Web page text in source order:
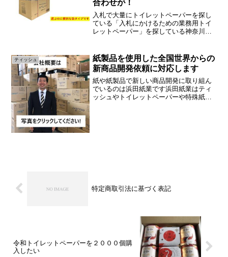
合わせが！
入札で大量にトイレットペーパーを探し
ている「入札にかけるための業務用トイ
レットペーパー」を探している神奈川県
を探しており浜田紙業のＨＰを見つけて
頂きました。ありがとうご...
ティッシュ
紙製品を使用した全国世界からの
新商品開発依頼に対応します
紙や紙製品で新しい商品開発に取り組ん
でいるのは浜田紙業です浜田紙業はティ
ッシュやトイレットペーパーや特殊紙な
特定商取引法に基づく表記
令和トイレットペーパーを２０００個購
入したい